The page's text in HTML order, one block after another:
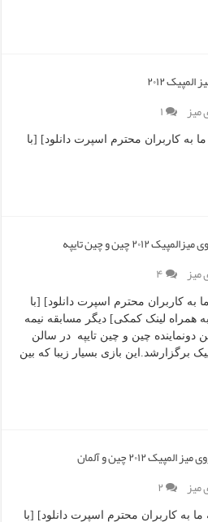
۲۰۱۲
میز ۱
به کاربران محترم اسپرت دانلود] [با
چین و چین تایپه
میز ۴
به کاربران محترم اسپرت دانلود] [با
همراه لینک کمکی] دیگر مسابقه نیمه
دونماینده چین و چین تایپه در سالن
برگزارشد.این بازی بسیار زیبا که بین
۲۰۱۲ چین و آلمان
میز ۲
ما به کاربران محترم اسپرت دانلود] [با